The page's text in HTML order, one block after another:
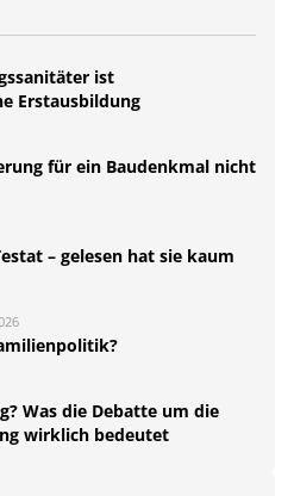
ist
Erstausbildung
für ein Baudenkmal nicht
– gelesen hat sie kaum
Was die Debatte um die
wirklich bedeutet